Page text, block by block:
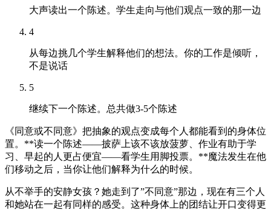
大声读出一个陈述。学生走向与他们观点一致的那一边
4
从每边挑几个学生解释他们的想法。你的工作是倾听，
不是说话
5
继续下一个陈述。总共做3-5个陈述
《同意或不同意》把抽象的观点变成每个人都能看到的身体位
置。**读一个陈述——披萨上该不该放菠萝、作业有助于学
习、早起的人更占便宜——看学生用脚投票。**魔法发生在他
们移动之后，当你让他们解释为什么的时候。
从不举手的安静女孩？她走到了”不同意”那边，现在有三个人
和她站在一起有同样的感受。这种身体上的团结让开口变得更